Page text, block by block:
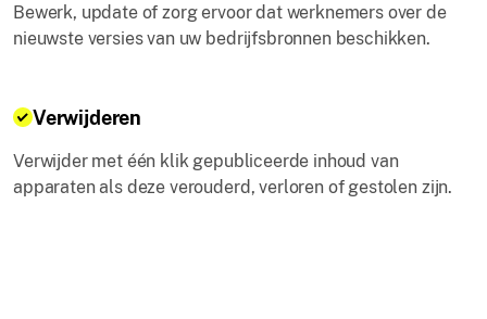
Bewerk, update of zorg ervoor dat werknemers over de
nieuwste versies van uw bedrijfsbronnen beschikken.
Verwijderen
Verwijder met één klik gepubliceerde inhoud van
apparaten als deze verouderd, verloren of gestolen zijn.